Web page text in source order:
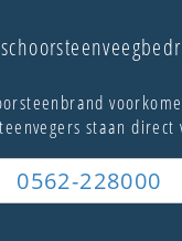
staan
0562-228000